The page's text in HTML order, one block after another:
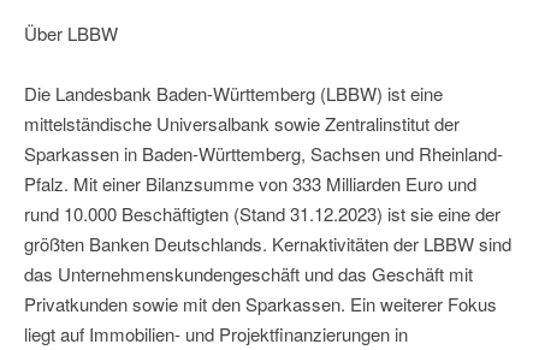
Über LBBW
Die Landesbank Baden-Württemberg (LBBW) ist eine
mittelständische Universalbank sowie Zentralinstitut der
Sparkassen in Baden-Württemberg, Sachsen und Rheinland-
Pfalz. Mit einer Bilanzsumme von 333 Milliarden Euro und
rund 10.000 Beschäftigten (Stand 31.12.2023) ist sie eine der
größten Banken Deutschlands. Kernaktivitäten der LBBW sind
das Unternehmenskundengeschäft und das Geschäft mit
Privatkunden sowie mit den Sparkassen. Ein weiterer Fokus
liegt auf Immobilien- und Projektfinanzierungen in